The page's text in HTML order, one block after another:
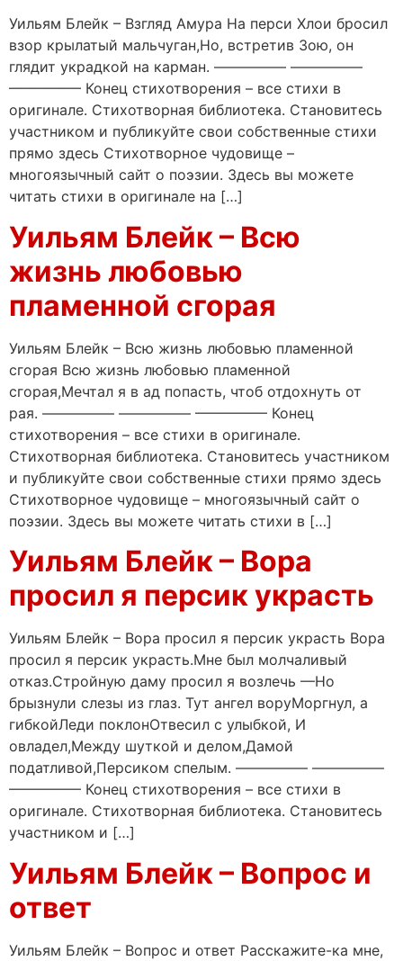
Уильям Блейк – Взгляд Амура На перси Хлои бросил
взор крылатый мальчуган,Но, встретив Зою, он
глядит украдкой на карман. ————— —————
————— Конец стихотворения – все стихи в
оригинале. Стихотворная библиотека. Становитесь
участником и публикуйте свои собственные стихи
прямо здесь Стихотворное чудовище –
многоязычный сайт о поэзии. Здесь вы можете
читать стихи в оригинале на […]
Уильям Блейк – Всю
жизнь любовью
пламенной сгорая
Уильям Блейк – Всю жизнь любовью пламенной
сгорая Всю жизнь любовью пламенной
сгорая,Мечтал я в ад попасть, чтоб отдохнуть от
рая. ————— ————— ————— Конец
стихотворения – все стихи в оригинале.
Стихотворная библиотека. Становитесь участником
и публикуйте свои собственные стихи прямо здесь
Стихотворное чудовище – многоязычный сайт о
поэзии. Здесь вы можете читать стихи в […]
Уильям Блейк – Вора
просил я персик украсть
Уильям Блейк – Вора просил я персик украсть Вора
просил я персик украсть.Мне был молчаливый
отказ.Стройную даму просил я возлечь —Но
брызнули слезы из глаз. Тут ангел воруМоргнул, а
гибкойЛеди поклонОтвесил с улыбкой, И
овладел,Между шуткой и делом,Дамой
податливой,Персиком спелым. ————— —————
————— Конец стихотворения – все стихи в
оригинале. Стихотворная библиотека. Становитесь
участником и […]
Уильям Блейк – Вопрос и
ответ
Уильям Блейк – Вопрос и ответ Расскажите-ка мне,